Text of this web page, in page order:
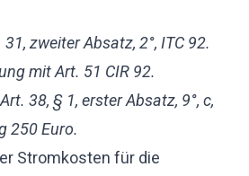
zweiter Absatz, 2°, ITC 92.
mit Art. 51 CIR 92.
38, § 1, erster Absatz, 9°, c,
250 Euro.
Stromkosten für die